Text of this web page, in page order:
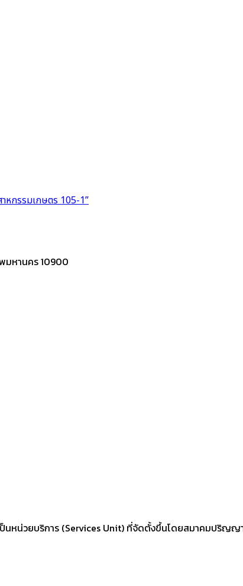
หกรรมเกษตร 105-1”
มหานคร 10900
นหน่วยบริการ (Services Unit) ที่จัดตั้งขึ้นโดยสมาคมปริญญ